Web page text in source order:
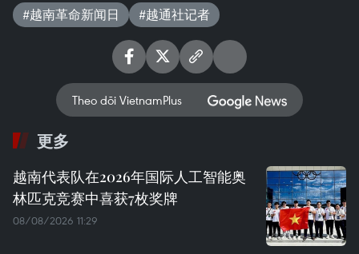
#越南革命新闻日 #越通社记者
Theo dõi VietnamPlus
更多
越南代表队在2026年国际人工智能奥
林匹克竞赛中喜获7枚奖牌
08/08/2026 11:29